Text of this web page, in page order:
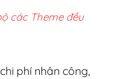
các Theme đều
phí nhân công,